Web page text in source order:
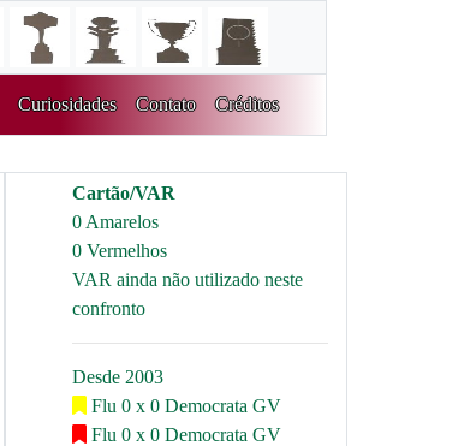
Curiosidades Contato Créditos
Cartão/VAR
0 Amarelos
0 Vermelhos
VAR ainda não utilizado neste
confronto
Desde 2003
Flu 0 x 0 Democrata GV
Flu 0 x 0 Democrata GV